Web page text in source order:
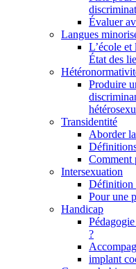
Évaluer
Langues
L’école et
État des
Produire
Transidentité
Aborder
Comment
Intersexuation
Définition
Pour une
Handicap
?
implant